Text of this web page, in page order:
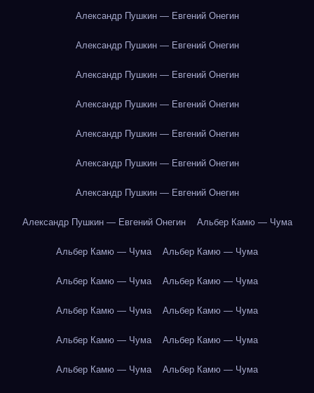
Александр Пушкин — Евгений Онегин
Александр Пушкин — Евгений Онегин
Александр Пушкин — Евгений Онегин
Александр Пушкин — Евгений Онегин
Александр Пушкин — Евгений Онегин
Александр Пушкин — Евгений Онегин
Александр Пушкин — Евгений Онегин
Александр Пушкин — Евгений Онегин Альбер Камю — Чума
Альбер Камю — Чума Альбер Камю — Чума
Альбер Камю — Чума Альбер Камю — Чума
Альбер Камю — Чума Альбер Камю — Чума
Альбер Камю — Чума Альбер Камю — Чума
Альбер Камю — Чума Альбер Камю — Чума